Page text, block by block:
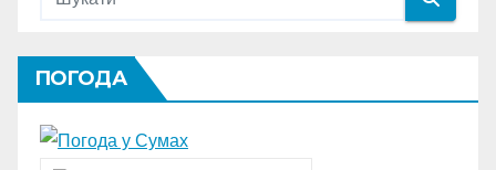
ПОГОДА